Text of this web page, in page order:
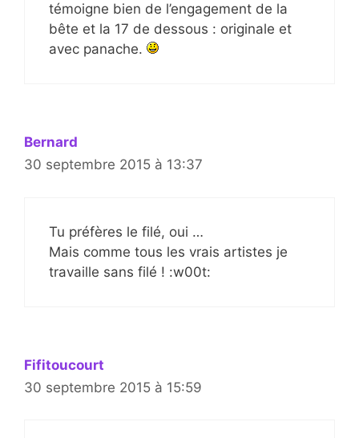
témoigne bien de l’engagement de la
bête et la 17 de dessous : originale et
avec panache.
Bernard
30 septembre 2015 à 13:37
Tu préfères le filé, oui …
Mais comme tous les vrais artistes je
travaille sans filé ! :w00t:
Fifitoucourt
30 septembre 2015 à 15:59